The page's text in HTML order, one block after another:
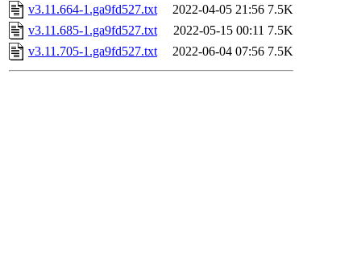
v3.11.664-1.ga9fd527.txt
2022-04-05 21:56 7.5K
v3.11.685-1.ga9fd527.txt
2022-05-15 00:11 7.5K
v3.11.705-1.ga9fd527.txt
2022-06-04 07:56 7.5K